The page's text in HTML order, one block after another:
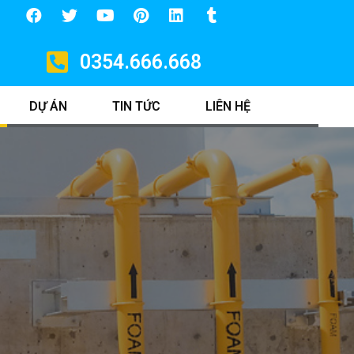
0354.666.668
DỰ ÁN TIN TỨC LIÊN HỆ